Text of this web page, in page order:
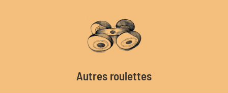
Autres roulettes